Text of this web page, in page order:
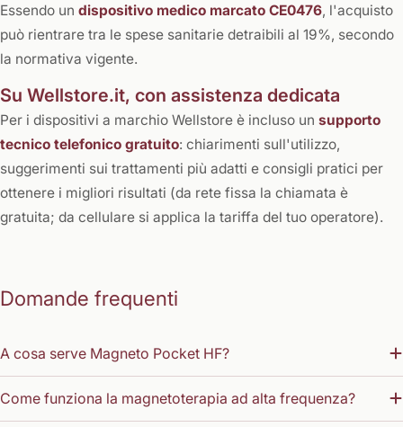
Essendo un dispositivo medico marcato CE0476, l'acquisto
può rientrare tra le spese sanitarie detraibili al 19%, secondo
la normativa vigente.
Su Wellstore.it, con assistenza dedicata
Per i dispositivi a marchio Wellstore è incluso un supporto
tecnico telefonico gratuito: chiarimenti sull'utilizzo,
suggerimenti sui trattamenti più adatti e consigli pratici per
ottenere i migliori risultati (da rete fissa la chiamata è
gratuita; da cellulare si applica la tariffa del tuo operatore).
Domande frequenti
A cosa serve Magneto Pocket HF?
Come funziona la magnetoterapia ad alta frequenza?